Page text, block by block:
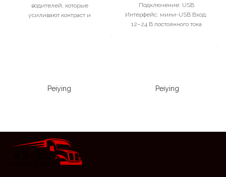
водителей, которые
усиливают контраст и
Подключение: USB
Интерфейс: мини-USB Вход:
12–24 В постоянного тока
Peiying Peiying